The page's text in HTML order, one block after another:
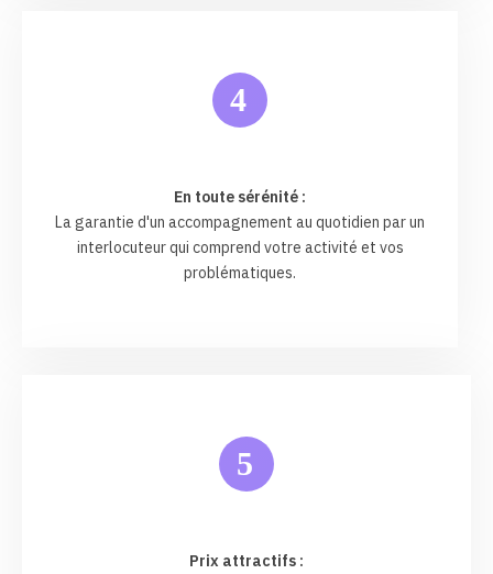
4
En toute sérénité :
La garantie d'un accompagnement au quotidien par un
interlocuteur qui comprend votre activité et vos
problématiques.
5
Prix attractifs :